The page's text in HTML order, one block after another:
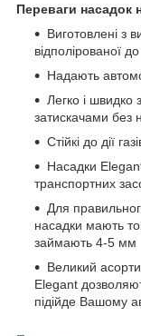
Переваги насадок
Виготовлені з
відполірованої
Надають
Легко і швидко
затискачами без
Стійкі до дії
Насадки Elegant
транспортних
Для
насадки мають
займають 4-5 мм
Великий
Elegant
підійде Вашому